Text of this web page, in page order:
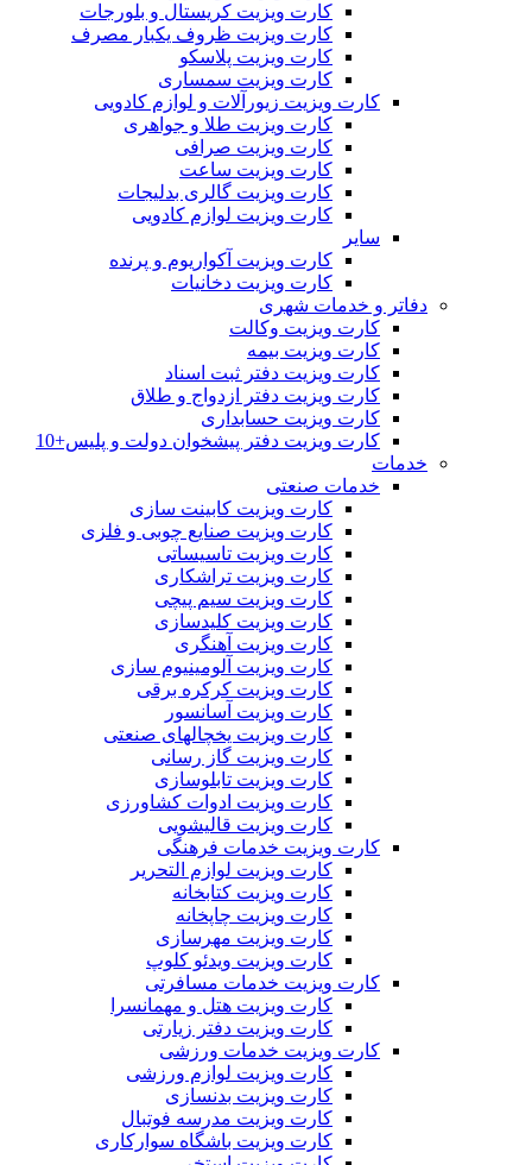
کارت ویزیت کریستال و بلورجات
کارت ویزیت ظروف یکبار مصرف
کارت ویزیت پلاسکو
کارت ویزیت سمساری
کارت ویزیت زیورآلات و لوازم کادویی
کارت ویزیت طلا و جواهری
کارت ویزیت صرافی
کارت ویزیت ساعت
کارت ویزیت گالری بدلیجات
کارت ویزیت لوازم کادویی
سایر
کارت ویزیت آکواریوم و پرنده
کارت ویزیت دخانیات
دفاتر و خدمات شهری
کارت ویزیت وکالت
کارت ویزیت بیمه
کارت ویزیت دفتر ثبت اسناد
کارت ویزیت دفتر ازدواج و طلاق
کارت ویزیت حسابداری
کارت ویزیت دفتر پیشخوان دولت و پلیس+10
خدمات
خدمات صنعتی
کارت ویزیت کابینت سازی
کارت ویزیت صنایع چوبی و فلزی
کارت ویزیت تاسیساتی
کارت ویزیت تراشکاری
کارت ویزیت سیم پیچی
کارت ویزیت کلیدسازی
کارت ویزیت آهنگری
کارت ویزیت آلومینیوم سازی
کارت ویزیت کرکره برقی
کارت ویزیت آسانسور
کارت ویزیت یخچالهای صنعتی
کارت ویزیت گاز رسانی
کارت ویزیت تابلوسازی
کارت ویزیت ادوات کشاورزی
کارت ویزیت قالیشویی
کارت ویزیت خدمات فرهنگی
کارت ویزیت لوازم التحریر
کارت ویزیت کتابخانه
کارت ویزیت چاپخانه
کارت ویزیت مهرسازی
کارت ویزیت ویدئو کلوپ
کارت ویزیت خدمات مسافرتی
کارت ویزیت هتل و مهمانسرا
کارت ویزیت دفتر زیارتی
کارت ویزیت خدمات ورزشی
کارت ویزیت لوازم ورزشی
کارت ویزیت بدنسازی
کارت ویزیت مدرسه فوتبال
کارت ویزیت باشگاه سوارکاری